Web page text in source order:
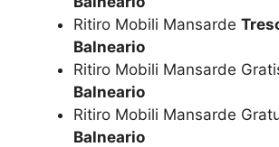
Ritiro Mobili Mansarde
Balneario
Ritiro Mobili Mansarde
Balneario
Ritiro Mobili Mansarde
Balneario